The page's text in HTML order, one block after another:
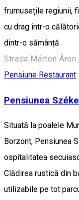
frumusețile regiunii,
cu drag într-o
dintr-o sămânță.
Strada Márton
Pensiune Restaurant
Pensiunea
Situată la poalele
Borzont, Pensiunea
ospitalitatea
Clădirea rustică din
utilizabile pe tot